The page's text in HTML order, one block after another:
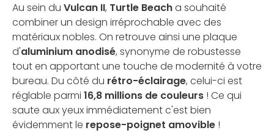
Au sein du Vulcan II, Turtle Beacha souhaité
combiner un design irréprochable avec des
matériaux nobles. On retrouve ainsi une plaque
d'aluminium anodisé, synonyme de robustesse
tout en apportant une touche de modernité à votre
bureau. Du côté du rétro-éclairage, celui-ci est
réglable parmi 16,8 millions de couleurs ! Ce qui
saute aux yeux immédiatement c'est bien
évidemment le repose-poignet amovible !